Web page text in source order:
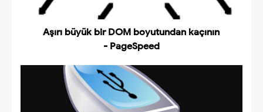
Aşırı büyük bir DOM boyutundan kaçının
- PageSpeed